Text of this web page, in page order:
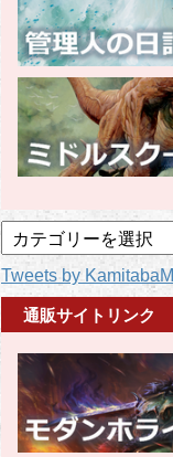
事
カ
テ
Tweets by
通販サイトリンク